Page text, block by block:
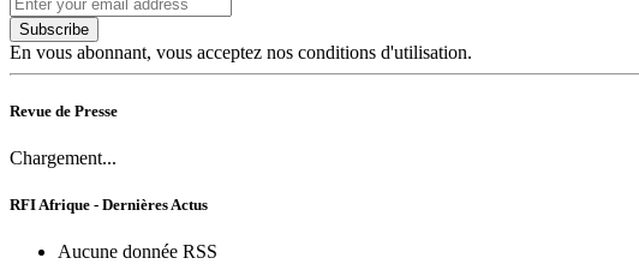
Subscribe
En vous abonnant, vous acceptez nos conditions d'utilisation.
Revue de Presse
Chargement...
RFI Afrique - Dernières Actus
Aucune donnée RSS